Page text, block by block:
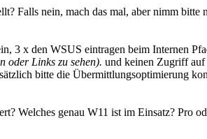
Falls nein, mach das mal, aber nimm
3 x den WSUS eintragen beim Internen
oder Links zu sehen). und keinen Zugriff auf
bitte die Übermittlungsoptimierung
Welches genau W11 ist im Einsatz? Pro